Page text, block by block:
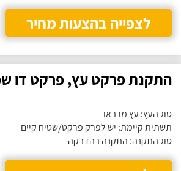
לצפייה בהצעות מחיר
התקנת פרקט עץ, פרקט דו
סוג העץ: עץ מרבאו
תשתית קיימת: יש לפרק פרקט/שטיח קיים
סוג התקנה: התקנה בהדבקה